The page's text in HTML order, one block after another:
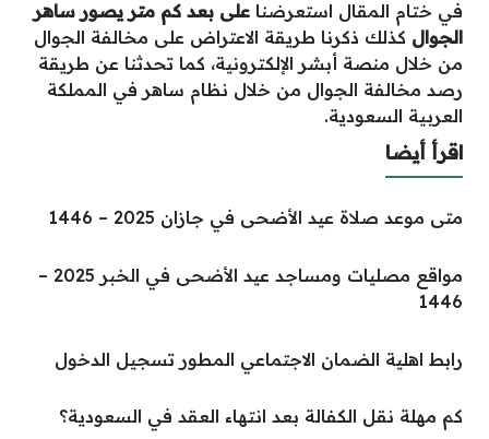
في ختام المقال استعرضنا على بعد كم متر يصور ساهر
الجوال كذلك ذكرنا طريقة الاعتراض على مخالفة الجوال
من خلال منصة أبشر الإلكترونية، كما تحدثنا عن طريقة
رصد مخالفة الجوال من خلال نظام ساهر في المملكة
العربية السعودية.
اقرأ أيضا
متى موعد صلاة عيد الأضحى في جازان 2025 – 1446
مواقع مصليات ومساجد عيد الأضحى في الخبر 2025 –
1446
رابط اهلية الضمان الاجتماعي المطور تسجيل الدخول
كم مهلة نقل الكفالة بعد انتهاء العقد في السعودية؟